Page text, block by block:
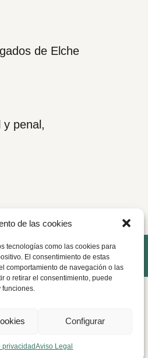
de las cookies
tecnologías como las cookies para
El consentimiento de estas
comportamiento de navegación o las
o retirar el consentimiento, puede
Configurar
privacidadAviso Legal
de Elche
penal,
Civil